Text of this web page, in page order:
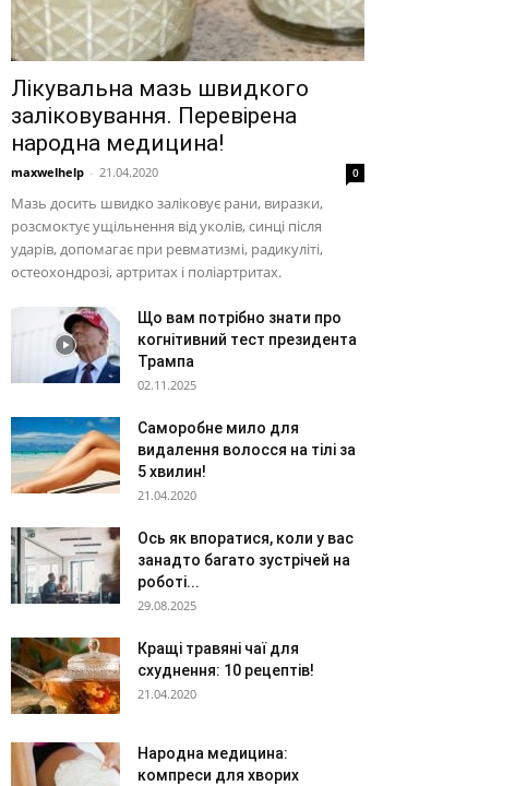
Лікувальна мазь швидкого
заліковування. Перевірена
народна медицина!
maxwelhelp - 21.04.2020 0
Мазь досить швидко заліковує рани, виразки,
розсмоктує ущільнення від уколів, синці після
ударів, допомагає при ревматизмі, радикуліті,
остеохондрозі, артритах і поліартритах.
Що вам потрібно знати про
когнітивний тест президента
Трампа
02.11.2025
Саморобне мило для
видалення волосся на тілі за
5 хвилин!
21.04.2020
Ось як впоратися, коли у вас
занадто багато зустрічей на
роботі...
29.08.2025
Кращі травяні чаї для
схуднення: 10 рецептів!
21.04.2020
Народна медицина:
компреси для хворих